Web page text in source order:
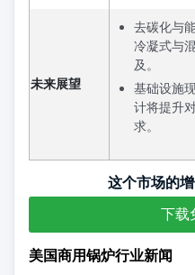
未来展望
去碳化与
冷凝式与
及。
基础设施
计将提升
求。
这个市场的
下载
美国商用锅炉行业新闻